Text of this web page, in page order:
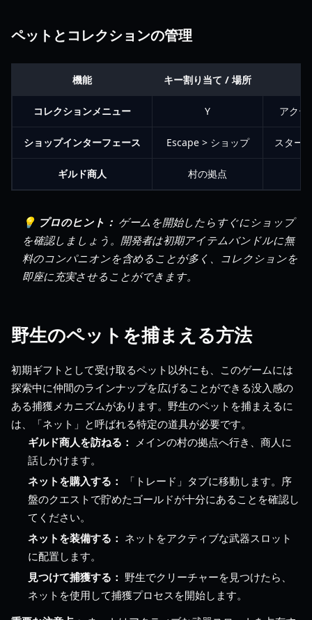
ペットとコレクションの管理
機能 キー割り当て / 場所
コレクションメニュー Y アクテ
ショップインターフェース Escape > ショップ スター
ギルド商人 村の拠点
💡 プロのヒント： ゲームを開始したらすぐにショップ
を確認しましょう。開発者は初期アイテムバンドルに無
料のコンパニオンを含めることが多く、コレクションを
即座に充実させることができます。
野生のペットを捕まえる方法
初期ギフトとして受け取るペット以外にも、このゲームには
探索中に仲間のラインナップを広げることができる没入感の
ある捕獲メカニズムがあります。野生のペットを捕まえるに
は、「ネット」と呼ばれる特定の道具が必要です。
ギルド商人を訪ねる：
メインの村の拠点へ行き、商人に
話しかけます。
ネットを購入する：
「トレード」タブに移動します。序
盤のクエストで貯めたゴールドが十分にあることを確認し
てください。
ネットを装備する： ネットをアクティブな武器スロット
に配置します。
見つけて捕獲する： 野生でクリーチャーを見つけたら、
ネットを使用して捕獲プロセスを開始します。